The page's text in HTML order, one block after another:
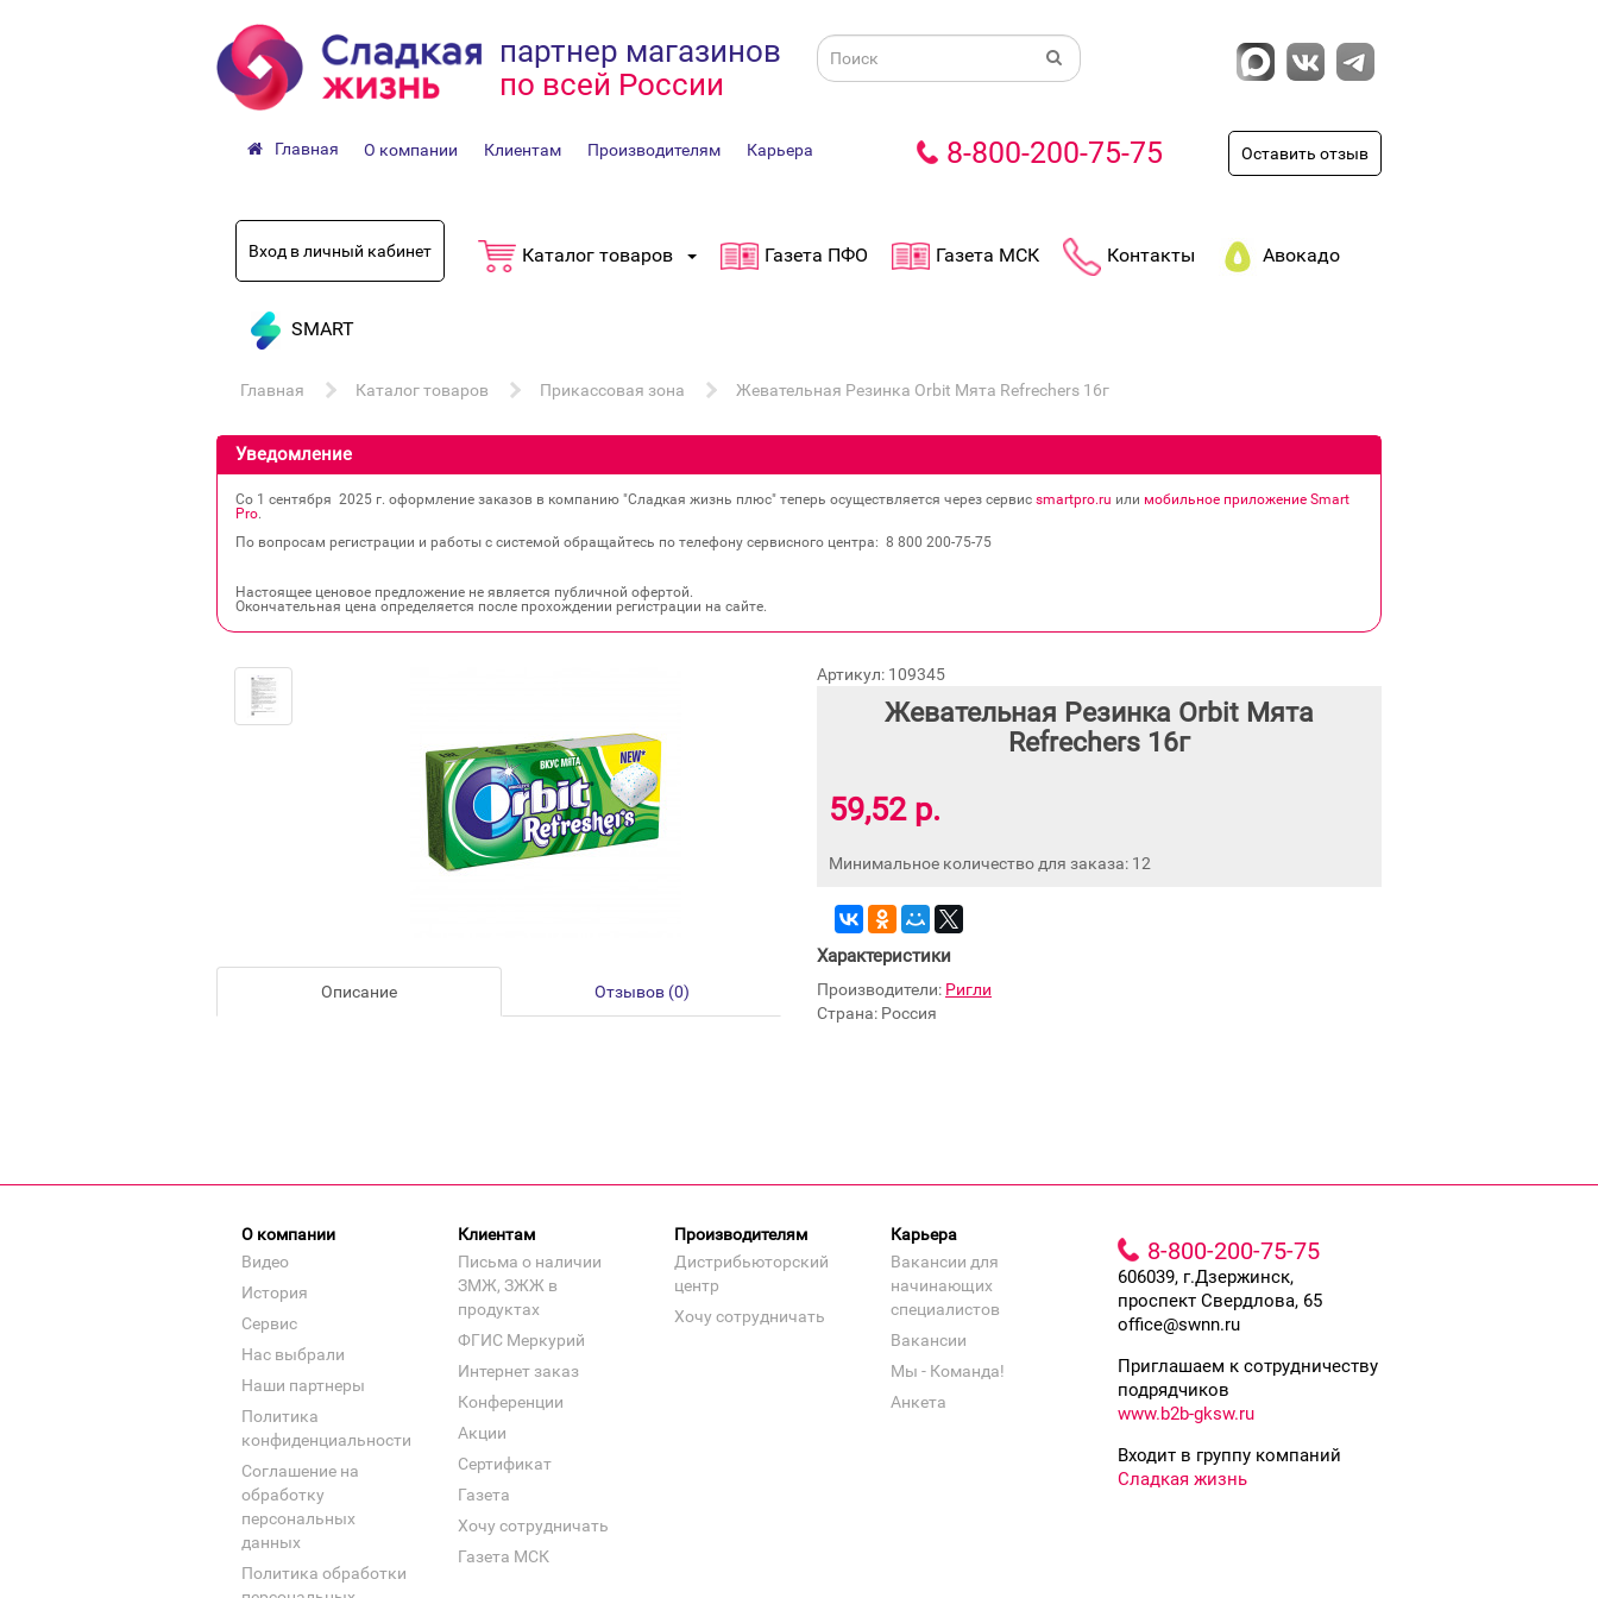
партнер магазинов
по всей России
Главная О компании Клиентам Производителям Карьера 8-800-200-75-75 Оставить отзыв
Вход в личный кабинет Каталог товаров Газета ПФО Газета МСК Контакты Авокадо
SMART
Главная Каталог товаров Прикассовая зона Жевательная Резинка Orbit Мята Refrechers 16г
Уведомление
Со 1 сентября 2025 г. оформление заказов в компанию "Сладкая жизнь плюс" теперь осуществляется через сервис smartpro.ru или мобильное приложение Smart
Pro.
По вопросам регистрации и работы с системой обращайтесь по телефону сервисного центра: 8 800 200‐75‐75
Настоящее ценовое предложение не является публичной офертой.
Окончательная цена определяется после прохождении регистрации на сайте.
Описание Отзывов (0)
Артикул: 109345
Жевательная Резинка Orbit Мята
Refrechers 16г
59,52 р.
Минимальное количество для заказа: 12
Характеристики
Производители: Ригли
Страна: Россия
О компании
Видео
История
Сервис
Нас выбрали
Наши партнеры
Политика
конфиденциальности
Соглашение на
обработку
персональных
данных
Политика обработки
Клиентам
Письма о наличии
ЗМЖ, ЗЖЖ в
продуктах
ФГИС Меркурий
Интернет заказ
Конференции
Акции
Сертификат
Газета
Хочу сотрудничать
Газета МСК
Производителям
Дистрибьюторский
центр
Хочу сотрудничать
Карьера
Вакансии для
начинающих
специалистов
Вакансии
Мы - Команда!
Анкета
8-800-200-75-75
606039, г.Дзержинск,
проспект Свердлова, 65
office@swnn.ru
Приглашаем к сотрудничеству
подрядчиков
www.b2b-gksw.ru
Входит в группу компаний
Сладкая жизнь